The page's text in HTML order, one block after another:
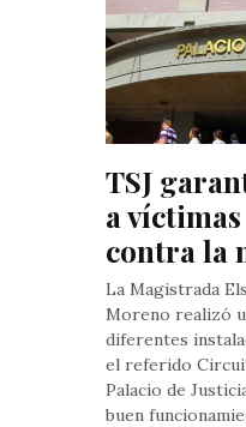
TSJ
a
contra la
La Magistrada
Moreno realizó
diferentes
el referido
Palacio de
buen